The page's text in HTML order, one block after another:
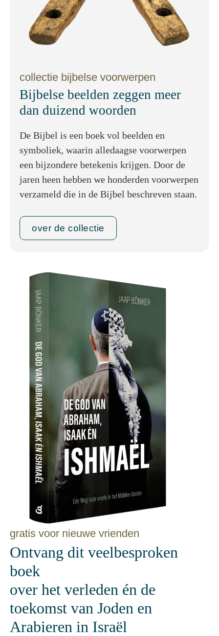
collectie bijbelse voorwerpen
Bijbelse beelden zeggen meer
dan duizend woorden
De Bijbel is een boek vol beelden en
symboliek, waarin alledaagse voorwerpen
een bijzondere betekenis krijgen. Door de
jaren heen hebben we honderden voorwerpen
verzameld die in de Bijbel beschreven staan.
over de collectie
gratis voor nieuwe vrienden
Ontvang dit veelbesproken
boek
over het verleden én de
toekomst van Joden en
Arabieren in Israël